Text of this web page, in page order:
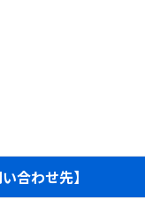
合わせ先】